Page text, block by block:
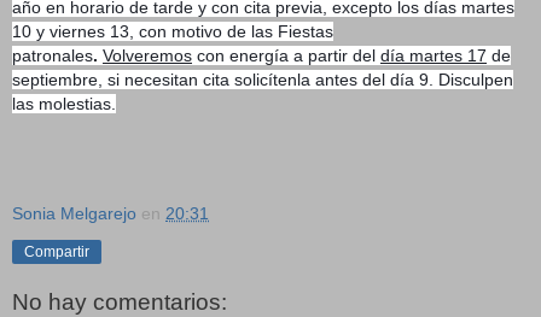
año en horario de tarde y con cita previa, excepto los días martes
10 y viernes 13, con motivo de las Fiestas
patronales. Volveremos con energía a partir del día martes 17 de
septiembre, si necesitan cita solicítenla antes del día 9. Disculpen
las molestias.
Sonia Melgarejo en 20:31
Compartir
No hay comentarios: